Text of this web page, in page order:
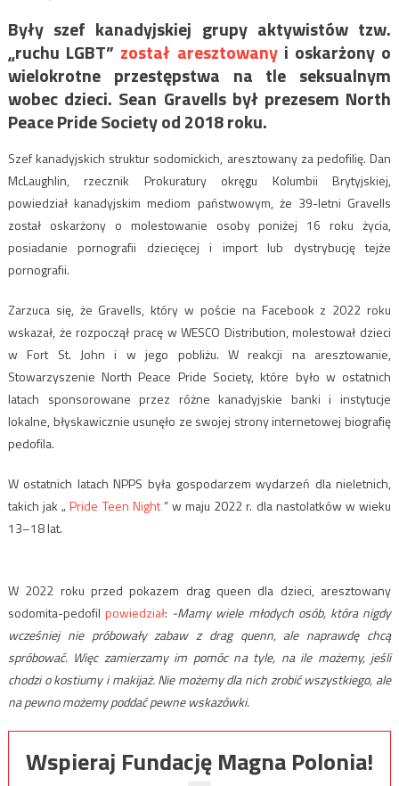
Były szef kanadyjskiej grupy aktywistów tzw.
„ruchu LGBT” został aresztowanyi oskarżony o
wielokrotne przestępstwa na tle seksualnym
wobec dzieci. Sean Gravells był prezesem North
Peace Pride Society od 2018 roku.
Szef kanadyjskich struktur sodomickich, aresztowany za pedofilię. Dan
McLaughlin, rzecznik Prokuratury okręgu Kolumbii Brytyjskiej,
powiedział kanadyjskim mediom państwowym, że 39-letni Gravells
został oskarżony o molestowanie osoby poniżej 16 roku życia,
posiadanie pornografii dziecięcej i import lub dystrybucję tejże
pornografii.
Zarzuca się, że Gravells, który w poście na Facebook z 2022 roku
wskazał, że rozpoczął pracę w WESCO Distribution, molestował dzieci
w Fort St. John i w jego pobliżu. W reakcji na aresztowanie,
Stowarzyszenie North Peace Pride Society, które było w ostatnich
latach sponsorowane przez różne kanadyjskie banki i instytucje
lokalne, błyskawicznie usunęło ze swojej strony internetowej biografię
pedofila.
W ostatnich latach NPPS była gospodarzem wydarzeń dla nieletnich,
takich jak „Pride Teen Night” w maju 2022 r. dla nastolatków w wieku
13–18 lat.
W 2022 roku przed pokazem drag queen dla dzieci, aresztowany
sodomita-pedofilpowiedział: -Mamy wiele młodych osób, która nigdy
wcześniej nie próbowały zabaw z drag quenn, ale naprawdę chcą
spróbować. Więc zamierzamy im pomóc na tyle, na ile możemy, jeśli
chodzi o kostiumy i makijaż. Nie możemy dla nich zrobić wszystkiego, ale
na pewno możemy poddać pewne wskazówki.
Wspieraj Fundację Magna Polonia!